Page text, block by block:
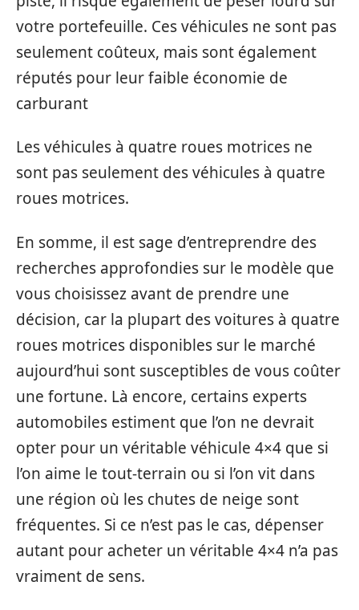
votre portefeuille. Ces véhicules ne sont pas
seulement coûteux, mais sont également
réputés pour leur faible économie de
carburant
Les véhicules à quatre roues motrices ne
sont pas seulement des véhicules à quatre
roues motrices.
En somme, il est sage d’entreprendre des
recherches approfondies sur le modèle que
vous choisissez avant de prendre une
décision, car la plupart des voitures à quatre
roues motrices disponibles sur le marché
aujourd’hui sont susceptibles de vous coûter
une fortune. Là encore, certains experts
automobiles estiment que l’on ne devrait
opter pour un véritable véhicule 4×4 que si
l’on aime le tout-terrain ou si l’on vit dans
une région où les chutes de neige sont
fréquentes. Si ce n’est pas le cas, dépenser
autant pour acheter un véritable 4×4 n’a pas
vraiment de sens.